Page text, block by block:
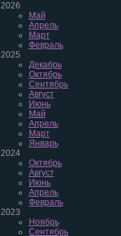
2026
Май
Апрель
Март
Февраль
2025
Декабрь
Октябрь
Сентябрь
Август
Июнь
Май
Апрель
Март
Январь
2024
Октябрь
Август
Июнь
Апрель
Февраль
2023
Ноябрь
Сентябрь